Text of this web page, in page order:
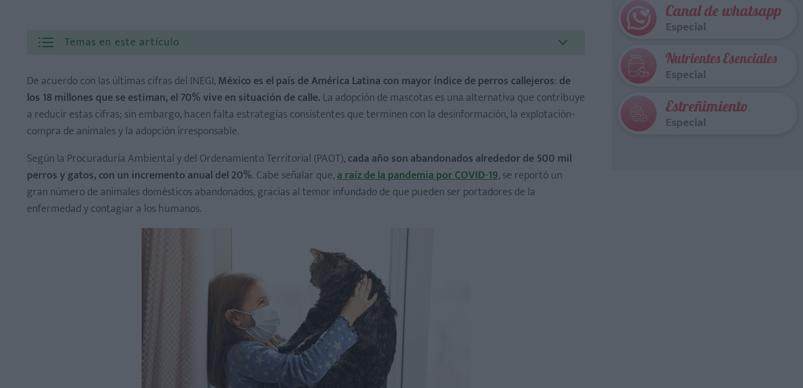
Temas en este artículo
Investiga y decide
Tres caminos para la adopción
Dependiendo la vía que elijas, serán los requisitos que debes cumplir
Si eliges un refugio, el proceso será estricto
Destina un espacio en tu hogar para tu nuevo compañero peludo
¿De qué otras formas puedo contribuir a la disminución de animales abandonados?
De acuerdo con las últimas cifras del INEGI,México es el país de América Latina con mayor índice de perros callejeros: de
los 18 millones que se estiman, el 70% vive en situación de calle. La adopción de mascotas es una alternativa que contribuye
a reducir estas cifras; sin embargo, hacen falta estrategias consistentes que terminen con la desinformación, la explotación-
compra de animales y la adopción irresponsable.
Según la Procuraduría Ambiental y del Ordenamiento Territorial (PAOT),cada año son abandonados alrededor de 500 mil
perros y gatos, con un incremento anual del 20%. Cabe señalar que,a raíz de la pandemia por COVID-19, se reportó un
gran número de animales domésticos abandonados, gracias al temor infundado de que pueden ser portadores de la
enfermedad y contagiar a los humanos.
Canal de whatsapp
Especial
Nutrientes Esenciales
Especial
Estreñimiento
Especial